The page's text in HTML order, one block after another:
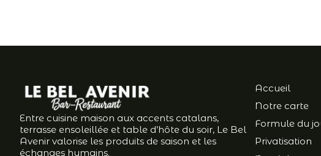
Entre cuisine maison aux accents catalans,
terrasse ensoleillée et table d’hôte du soir, Le Bel
Avenir valorise les produits de saison et les
échanges humains.
Accueil
Notre carte
Formule du
Privatisation